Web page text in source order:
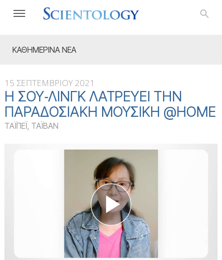
ΚΑΘΗΜΕΡΙΝΑ ΝΕΑ
15 ΣΕΠΤΕΜΒΡΙΟΥ 2021
Η ΣΟΥ‑ΛΙΝΓΚ ΛΑΤΡΕΎΕΙ ΤΗΝ
ΠΑΡΑΔΟΣΙΑΚΉ ΜΟΥΣΙΚΉ @HOME
ΤΑΪΠΕΪ, ΤΑΪΒΑΝ